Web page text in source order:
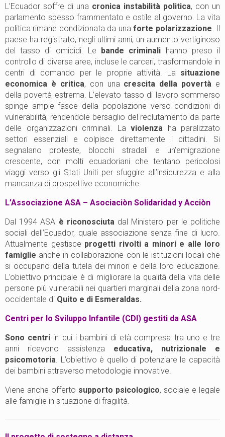
L’Ecuador soffre di una cronica instabilità politica, con un
parlamento spesso frammentato e ostile al governo. La vita
politica rimane condizionata da unaforte polarizzazione . Il
paese ha registrato, negli ultimi anni, un aumento vertiginoso
del tasso di omicidi. Le bande criminali hanno preso il
controllo di diverse aree, incluse le carceri, trasformandole in
centri di comando per le proprie attività. La situazione
economica è critica, con una crescita della povertà e
della povertà estrema. L’elevato tasso di lavoro sommerso
spinge ampie fasce della popolazione verso condizioni di
vulnerabilità, rendendole bersaglio del reclutamento da parte
delle organizzazioni criminali. La violenza ha paralizzato
settori essenziali e colpisce direttamente i cittadini. Si
segnalano proteste, blocchi stradali e un’emigrazione
crescente, con molti ecuadoriani che tentano pericolosi
viaggi verso gli Stati Uniti per sfuggire all’insicurezza e alla
mancanza di prospettive economiche.
L’Associazione ASA – Asociaciòn Solidaridad y Acciòn
Dal 1994 ASA è riconosciuta dal Ministero per le politiche
sociali dell’Ecuador, quale associazione senza fine di lucro.
Attualmente gestisce progetti rivolti a minori e alle loro
famiglie anche in collaborazione con le istituzioni locali che
si occupano della tutela dei minori e della loro educazione.
L’obiettivo principale è di migliorare la qualità della vita delle
persone più vulnerabili nei quartieri marginali della zona nord-
occidentale di Quito e di Esmeraldas.
Centri per lo Sviluppo Infantile (CDI) gestiti da ASA
Sono centri in cui i bambini di età compresa tra uno e tre
anni ricevono assistenza educativa, nutrizionale e
psicomotoria . L’obiettivo è quello di potenziare le capacità
dei bambini attraverso metodologie innovative.
Viene anche offerto supporto psicologico, sociale e legale
alle famiglie in situazione di fragilità.